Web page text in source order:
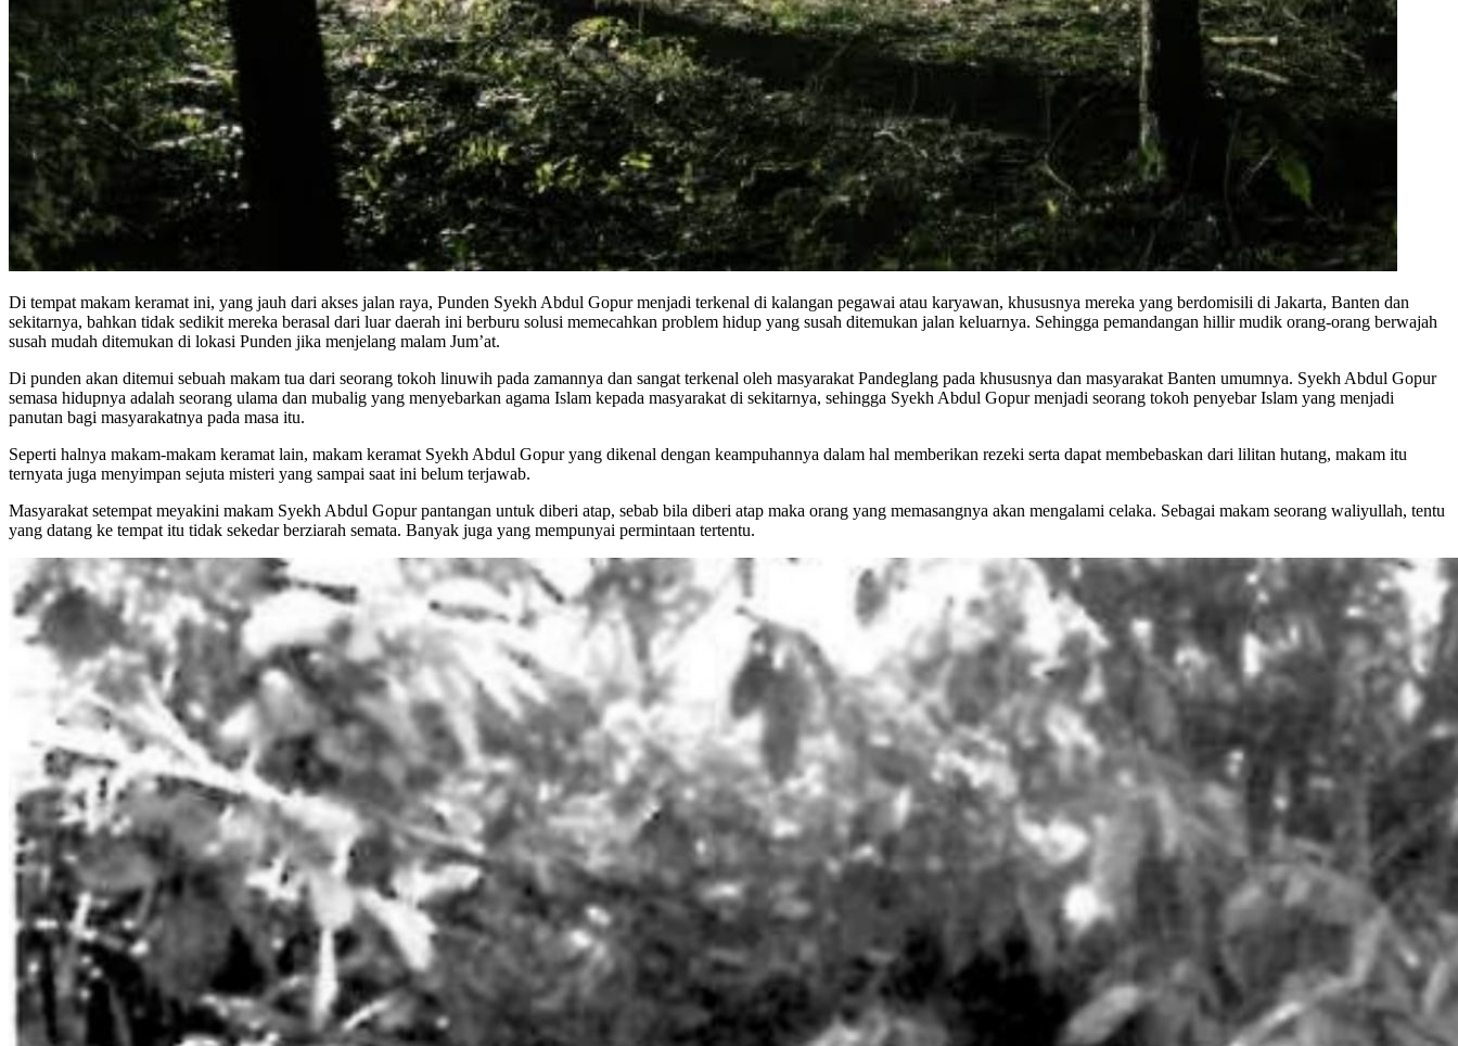
Di tempat makam keramat ini, yang jauh dari akses jalan raya, Punden Syekh Abdul Gopur menjadi terkenal di kalangan pegawai atau karyawan, khususnya mereka yang berdomisili di Jakarta, Banten dan
sekitarnya, bahkan tidak sedikit mereka berasal dari luar daerah ini berburu solusi memecahkan problem hidup yang susah ditemukan jalan keluarnya. Sehingga pemandangan hillir mudik orang-orang berwajah
susah mudah ditemukan di lokasi Punden jika menjelang malam Jum’at.
Di punden akan ditemui sebuah makam tua dari seorang tokoh linuwih pada zamannya dan sangat terkenal oleh masyarakat Pandeglang pada khususnya dan masyarakat Banten umumnya. Syekh Abdul Gopur
semasa hidupnya adalah seorang ulama dan mubalig yang menyebarkan agama Islam kepada masyarakat di sekitarnya, sehingga Syekh Abdul Gopur menjadi seorang tokoh penyebar Islam yang menjadi
panutan bagi masyarakatnya pada masa itu.
Seperti halnya makam-makam keramat lain, makam keramat Syekh Abdul Gopur yang dikenal dengan keampuhannya dalam hal memberikan rezeki serta dapat membebaskan dari lilitan hutang, makam itu
ternyata juga menyimpan sejuta misteri yang sampai saat ini belum terjawab.
Masyarakat setempat meyakini makam Syekh Abdul Gopur pantangan untuk diberi atap, sebab bila diberi atap maka orang yang memasangnya akan mengalami celaka. Sebagai makam seorang waliyullah, tentu
yang datang ke tempat itu tidak sekedar berziarah semata. Banyak juga yang mempunyai permintaan tertentu.